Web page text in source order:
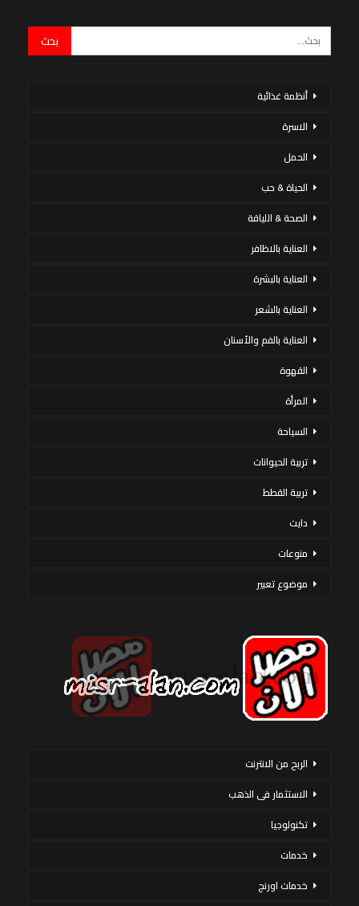
أنظمة غذائية
الاسرة
الحمل
الحياة & حب
الصحة & اللياقة
العناية بالاظافر
العناية بالبشرة
العناية بالشعر
العناية بالفم والأسنان
القهوة
المرأة
السياحة
تربية الحيوانات
تربية القطط
دايت
منوعات
موضوع تعبير
الربح من الانترنت
الاستثمار فى الذهب
تكنولوجيا
خدمات
خدمات اورنج